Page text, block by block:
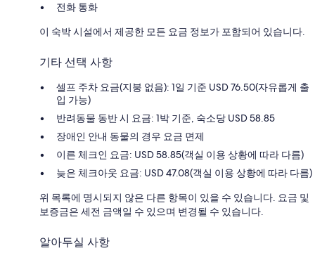
전화 통화
이 숙박 시설에서 제공한 모든 요금 정보가 포함되어 있습니다.
기타 선택 사항
셀프 주차 요금(지붕 없음): 1일 기준 USD 76.50(자유롭게 출
입 가능)
반려동물 동반 시 요금: 1박 기준, 숙소당 USD 58.85
장애인 안내 동물의 경우 요금 면제
이른 체크인 요금: USD 58.85(객실 이용 상황에 따라 다름)
늦은 체크아웃 요금: USD 47.08(객실 이용 상황에 따라 다름)
위 목록에 명시되지 않은 다른 항목이 있을 수 있습니다. 요금 및
보증금은 세전 금액일 수 있으며 변경될 수 있습니다.
알아두실 사항